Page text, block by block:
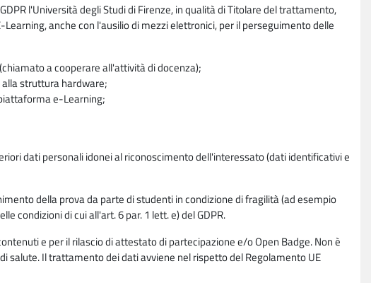
l'Università degli Studi di Firenze, in qualità di Titolare del trattamento,
anche con l'ausilio di mezzi elettronici, per il perseguimento delle
a cooperare all'attività di docenza);
struttura hardware;
e-Learning;
dati personali idonei al riconoscimento dell'interessato (dati identificativi e
della prova da parte di studenti in condizione di fragilità (ad esempio
condizioni di cui all'art. 6 par. 1 lett. e) del GDPR.
e per il rilascio di attestato di partecipazione e/o Open Badge. Non è
Il trattamento dei dati avviene nel rispetto del Regolamento UE